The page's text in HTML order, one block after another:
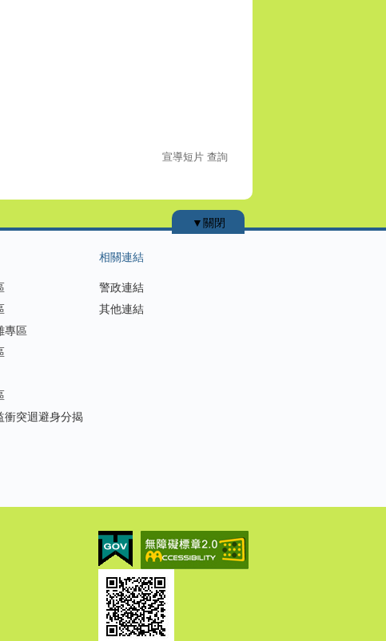
宣導短片 查詢
▼關閉
專區
衝突迴避身分揭
相關連結
警政連結
其他連結